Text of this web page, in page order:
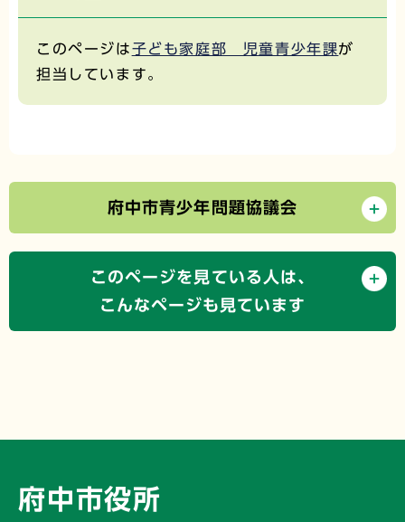
このページは子ども家庭部 児童青少年課が
担当しています。
府中市青少年問題協議会
このページを見ている人は、
こんなページも見ています
府中市役所